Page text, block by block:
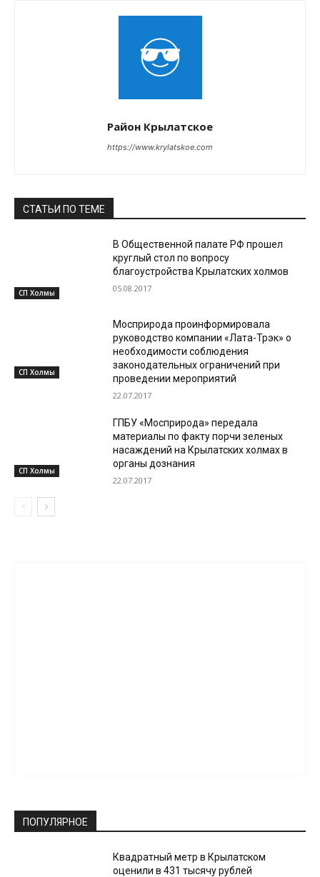
Район Крылатское
https://www.krylatskoe.com
СТАТЬИ ПО ТЕМЕ
СП Холмы
В Общественной палате РФ прошел
круглый стол по вопросу
благоустройства Крылатских холмов
05.08.2017
СП Холмы
Мосприрода проинформировала
руководство компании «Лата-Трэк» о
необходимости соблюдения
законодательных ограничений при
проведении мероприятий
22.07.2017
СП Холмы
ГПБУ «Мосприрода» передала
материалы по факту порчи зеленых
насаждений на Крылатских холмах в
органы дознания
22.07.2017
ПОПУЛЯРНОЕ
Квадратный метр в Крылатском
оценили в 431 тысячу рублей